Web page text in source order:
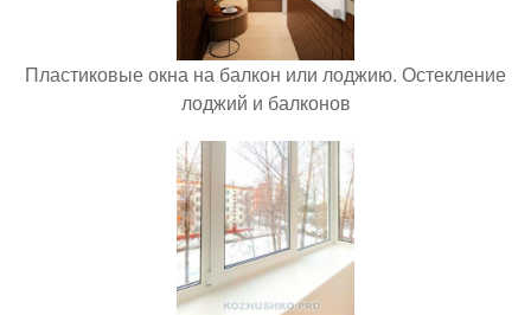
Пластиковые окна на балкон или лоджию. Остекление
лоджий и балконов